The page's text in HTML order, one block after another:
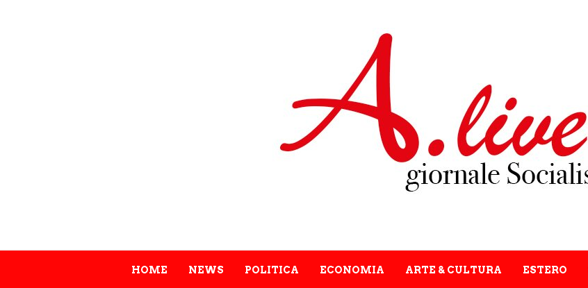
HOME NEWS POLITICA ECONOMIA ARTE & CULTURA ESTERO